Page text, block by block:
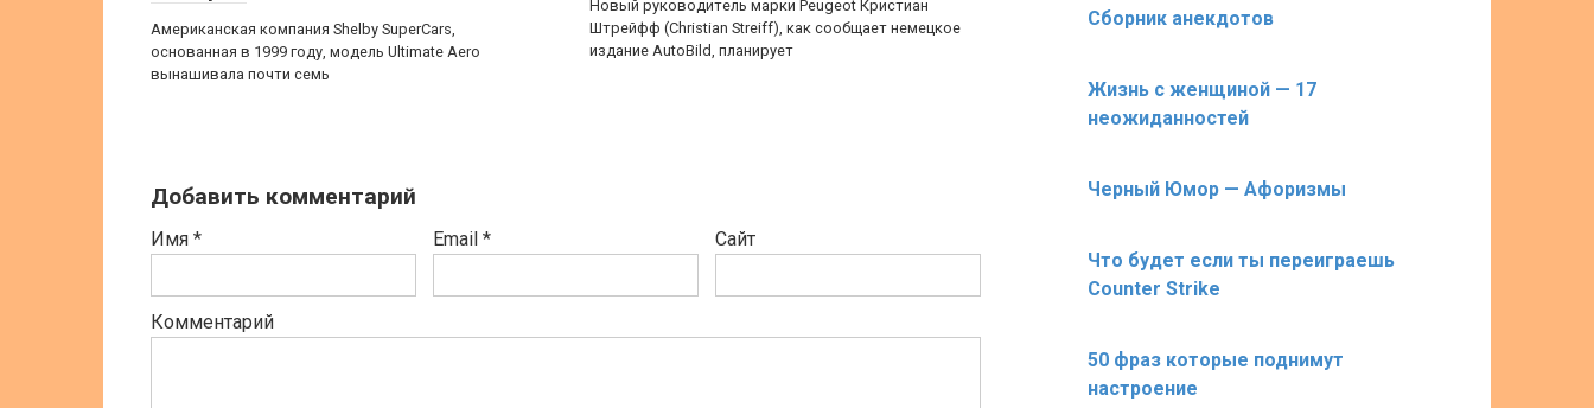
Американская компания Shelby SuperCars,
основанная в 1999 году, модель Ultimate Aero
вынашивала почти семь
Новый руководитель марки Peugeot Кристиан
Штрейфф (Christian Streiff), как сообщает немецкое
издание AutoBild, планирует
Добавить комментарий
Имя * Email * Сайт
Комментарий
Сборник анекдотов
Жизнь с женщиной — 17
неожиданностей
Черный Юмор — Афоризмы
Что будет если ты переиграешь
Counter Strike
50 фраз которые поднимут
настроение